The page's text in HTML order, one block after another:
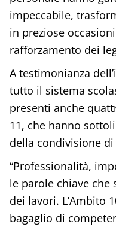
impeccabile,
in preziose
rafforzamento dei
A testimonianza
tutto il sistema
presenti anche
11, che hanno
della condivisione
“Professionalità,
le parole chiave
dei lavori. L’Ambito
bagaglio di